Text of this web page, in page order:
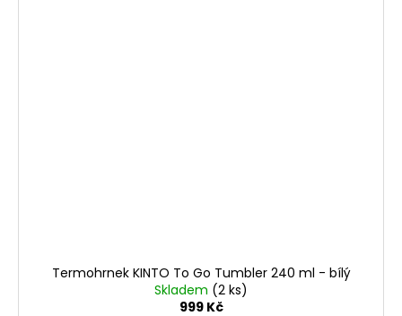
Termohrnek KINTO To Go Tumbler 240 ml - bílý
Skladem (2 ks)
999 Kč